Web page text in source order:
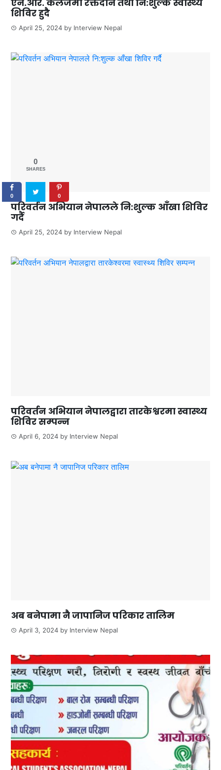
एन.आर. कलेजमा रक्तदान तथा नि:शुल्क स्वास्थ्य
शिविर हुदै
April 25, 2024 by Interview Nepal
परिवर्तन अभियान नेपालले नि:शुल्क आँखा शिविर
गर्दै
April 25, 2024 by Interview Nepal
परिवर्तन अभियान नेपालद्वारा तारकेश्वरमा स्वास्थ्य
शिविर सम्पन्न
April 6, 2024 by Interview Nepal
अब बनेपामा नै जापानिज परिकार तालिम
April 3, 2024 by Interview Nepal
0
SHARES
0 0